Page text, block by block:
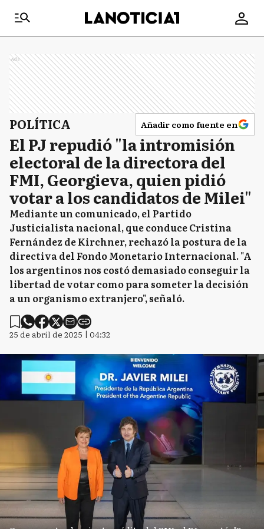
Ads
POLÍTICA Añadir como fuente en
El PJ repudió "la intromisión
electoral de la directora del
FMI, Georgieva, quien pidió
votar a los candidatos de Milei"
Mediante un comunicado, el Partido
Justicialista nacional, que conduce Cristina
Fernández de Kirchner, rechazó la postura de la
directiva del Fondo Monetario Internacional. "A
los argentinos nos costó demasiado conseguir la
libertad de votar como para someter la decisión
a un organismo extranjero", señaló.
25 de abril de 2025 | 04:32